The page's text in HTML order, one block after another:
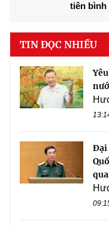
tiên bình
TIN ĐỌC NHIỀU
Đại